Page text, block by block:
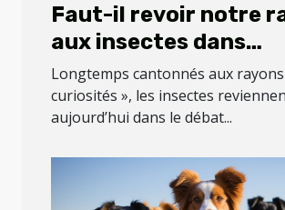
Faut-il revoir notre
aux insectes dans
l’alimentation
Longtemps cantonnés aux
curiosités », les insectes
aujourd’hui dans le débat...